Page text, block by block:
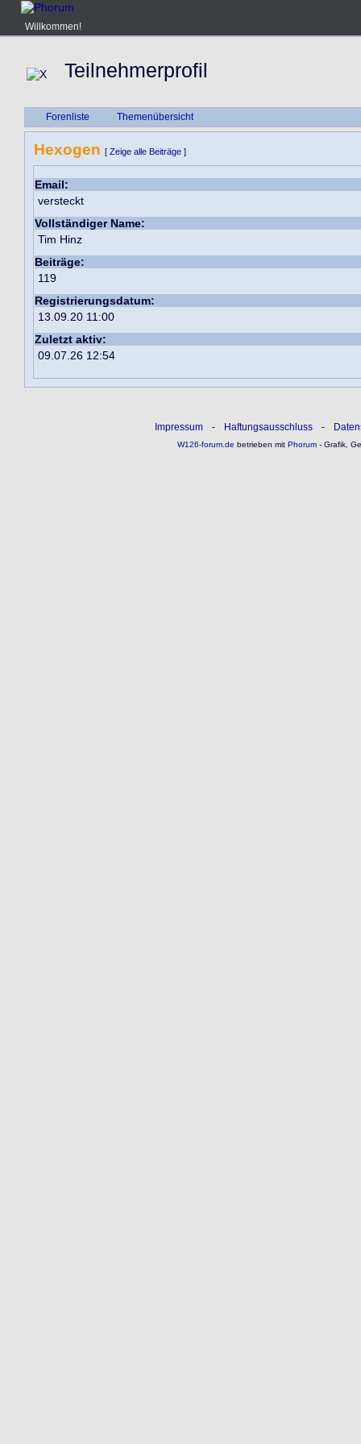
Willkommen!
Teilnehmerprofil
Forenliste Themenübersicht
Hexogen [ Zeige alle Beiträge ]
Email:
versteckt
Vollständiger Name:
Tim Hinz
Beiträge:
119
Registrierungsdatum:
13.09.20 11:00
Zuletzt aktiv:
09.07.26 12:54
Impressum - Haftungsausschluss -
W126-forum.de betrieben mitPhorum- Grafik,